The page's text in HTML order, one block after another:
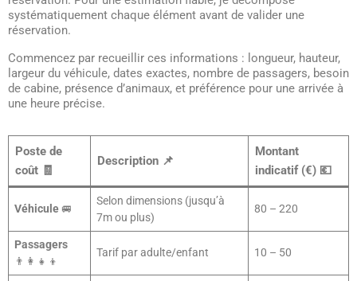
systématiquement chaque élément avant de valider une
réservation.
Commencez par recueillir ces informations : longueur, hauteur,
largeur du véhicule, dates exactes, nombre de passagers, besoin
de cabine, présence d’animaux, et préférence pour une arrivée à
une heure précise.
Poste de
coût 🧾
Description 📌
Montant
indicatif (€) 💶
Véhicule🚐
Selon dimensions (jusqu’à
7m ou plus)
80 – 220
Passagers
👨‍👩‍👧‍👦
Tarif par adulte/enfant 10 – 50